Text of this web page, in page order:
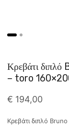
Κρεβάτι
– toro
€ 194,00
Κρεβάτι διπλό